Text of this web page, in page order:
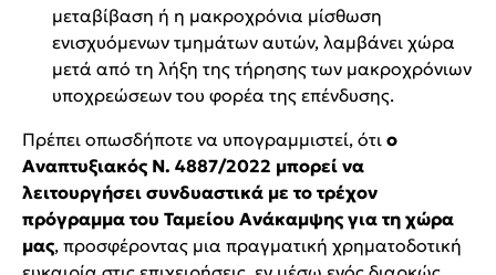
μεταβίβαση ή η μακροχρόνια μίσθωση
ενισχυόμενων τμημάτων αυτών, λαμβάνει χώρα
μετά από τη λήξη της τήρησης των μακροχρόνιων
υποχρεώσεων του φορέα της επένδυσης.
Πρέπει οπωσδήποτε να υπογραμμιστεί, ότι ο
Αναπτυξιακός Ν. 4887/2022 μπορεί να
λειτουργήσει συνδυαστικά με το τρέχον
πρόγραμμα του Ταμείου Ανάκαμψης για τη χώρα
μας, προσφέροντας μια πραγματική χρηματοδοτική